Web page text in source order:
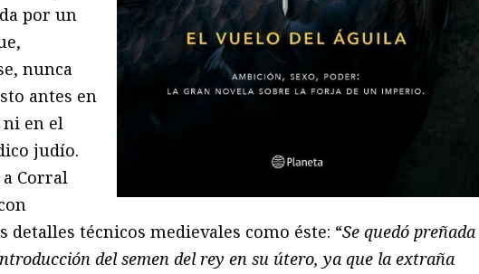
por un
nunca
antes en
en el
judío.
Corral
detalles técnicos medievales como éste: “Se quedó preñada
del semen del rey en su útero, ya que la extraña